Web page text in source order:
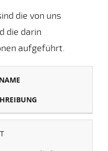
die von uns
die darin
aufgeführt.